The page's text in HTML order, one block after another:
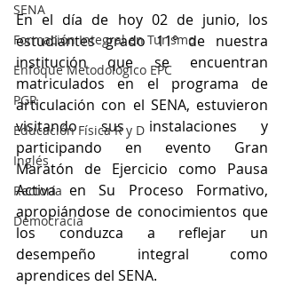
SENA
Formación Integral en Turismo
Enfoque Metodologico EPC
PGR
Educación Física R y D
Inglés
Rectoría
Democracia
En el día de hoy 02 de junio, los
estudiantes grado 11° de nuestra
institución que se encuentran
matriculados en el programa de
articulación con el SENA, estuvieron
visitando sus instalaciones y
participando en evento Gran
Maratón de Ejercicio como Pausa
Activa en Su Proceso Formativo,
apropiándose de conocimientos que
los conduzca a reflejar un
desempeño integral como
aprendices del SENA.